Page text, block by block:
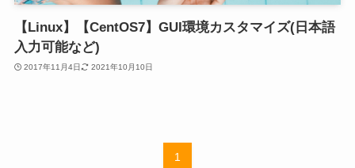
【Linux】【CentOS7】GUI環境カスタマイズ(日本語
入力可能など)
2017年11月4日 2021年10月10日
1